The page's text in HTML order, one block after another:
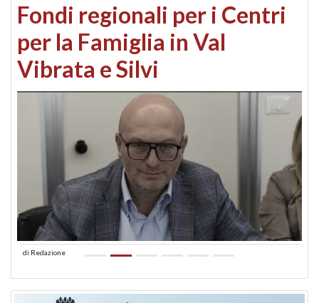
Fondi regionali per i Centri
per la Famiglia in Val
Vibrata e Silvi
di Redazione